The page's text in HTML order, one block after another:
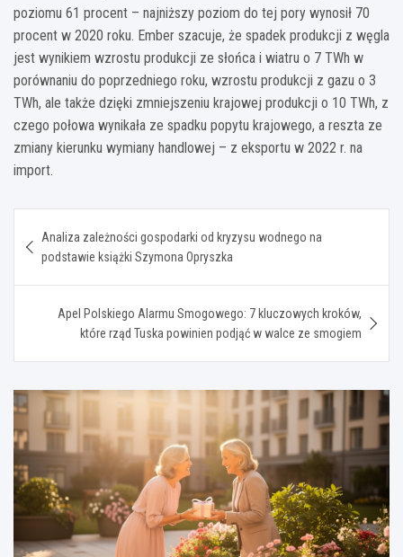
poziomu 61 procent – najniższy poziom do tej pory wynosił 70
procent w 2020 roku. Ember szacuje, że spadek produkcji z węgla
jest wynikiem wzrostu produkcji ze słońca i wiatru o 7 TWh w
porównaniu do poprzedniego roku, wzrostu produkcji z gazu o 3
TWh, ale także dzięki zmniejszeniu krajowej produkcji o 10 TWh, z
czego połowa wynikała ze spadku popytu krajowego, a reszta ze
zmiany kierunku wymiany handlowej – z eksportu w 2022 r. na
import.
wpisu
Analiza zależności gospodarki od kryzysu wodnego na
podstawie książki Szymona Opryszka
Apel Polskiego Alarmu Smogowego: 7 kluczowych kroków,
które rząd Tuska powinien podjąć w walce ze smogiem